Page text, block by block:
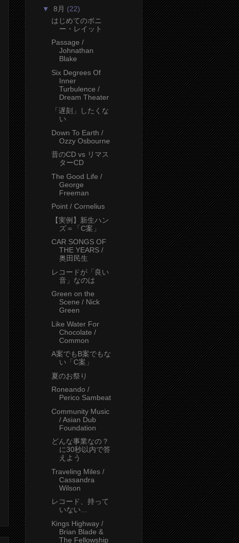
▼ 8月 (22)
はじめてのボニ
ー・レイット
Passage /
Johnathan
Blake
Six Degrees Of
Inner
Turbulence /
Dream Theater
「遅刻」したくな
い
Down To Earth /
Ozzy Osbourne
昔のCD vs リマス
ターCD
The Good Life /
George
Freeman
Point / Cornelius
【実例】新生ハン
ズ＝「C案」
CAR SONGS OF
THE YEARS /
奥田民生
レコードが「良い
音」なのは
Green on the
Scene / Nick
Green
Like Water For
Chocolate /
Common
A案でもB案でもな
い「C案」
夏のお祭り
Roneando /
Perico Sambeat
Community Music
/ Asian Dub
Foundation
どんな事業なの？
に30秒以内で答
えよう
Traveling Miles /
Cassandra
Wilson
レコード、持って
いない…
Kings Highway /
Brian Blade &
The Fellowship